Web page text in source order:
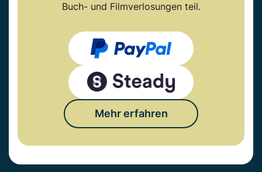
Buch- und Filmverlosungen teil.
Mehr erfahren